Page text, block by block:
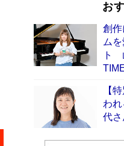
「宇宙兄弟」最
物語に幕 特装
ンガ」も収録
美輪明宏 晩年の回
るための人生相談
メントベストセラ
「『火垂るの墓』
続けた“自責の念”
い」監督が徹底的
戦争の記憶
Book
お
創
ム
ト
【
わ
代さ